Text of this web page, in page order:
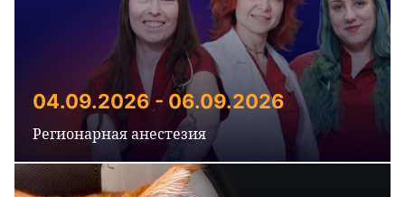
04.09.2026 - 06.09.2026
Регионарная анестезия